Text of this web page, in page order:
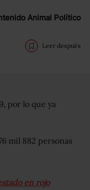
Animal Político
Leer después
por lo que ya
mil 882 personas
en rojo